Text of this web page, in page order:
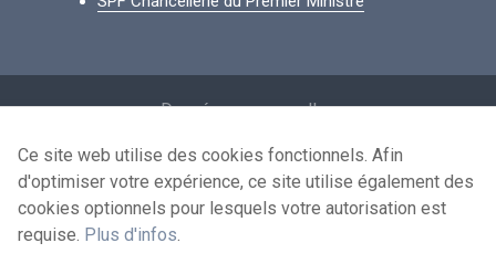
Données personnelles
Conditions de réutilisation
Contactez-nous
Ce site web utilise des cookies fonctionnels. Afin
d'optimiser votre expérience, ce site utilise également des
cookies optionnels pour lesquels votre autorisation est
requise. Plus d'infos.